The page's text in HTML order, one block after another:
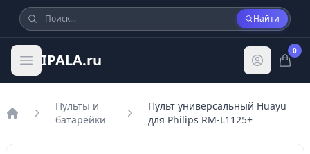
Найти
IPALA.ru
0
Пульты и
батарейки
Пульт универсальный Huayu
для Philips RM-L1125+